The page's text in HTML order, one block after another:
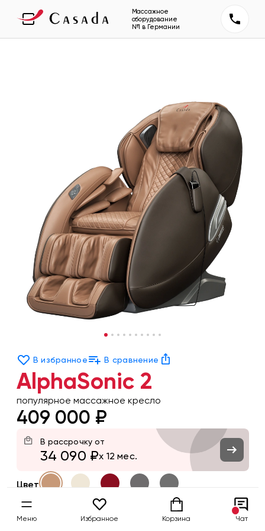
Массажное
оборудование
№1 в Германии
В избранное В сравнение
AlphaSonic 2
популярное массажное кресло
409 000 ₽
В рассрочку от
34 090 ₽x 12 мес.
Цвет
Меню Избранное Корзина Чат